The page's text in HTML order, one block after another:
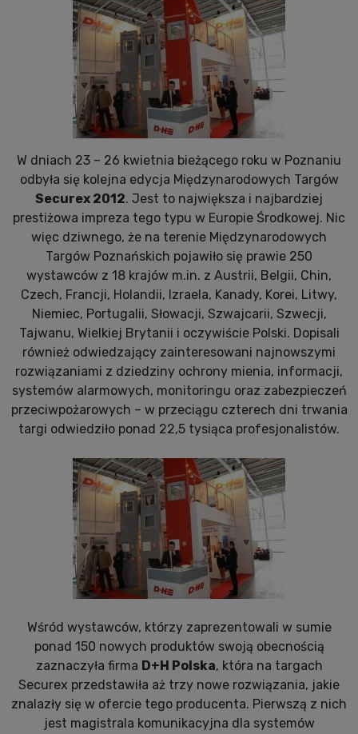
W dniach 23 – 26 kwietnia bieżącego roku w Poznaniu
odbyła się kolejna edycja Międzynarodowych Targów
Securex 2012. Jest to największa i najbardziej
prestiżowa impreza tego typu w Europie Środkowej. Nic
więc dziwnego, że na terenie Międzynarodowych
Targów Poznańskich pojawiło się prawie 250
wystawców z 18 krajów m.in. z Austrii, Belgii, Chin,
Czech, Francji, Holandii, Izraela, Kanady, Korei, Litwy,
Niemiec, Portugalii, Słowacji, Szwajcarii, Szwecji,
Tajwanu, Wielkiej Brytanii i oczywiście Polski. Dopisali
również odwiedzający zainteresowani najnowszymi
rozwiązaniami z dziedziny ochrony mienia, informacji,
systemów alarmowych, monitoringu oraz zabezpieczeń
przeciwpożarowych – w przeciągu czterech dni trwania
targi odwiedziło ponad 22,5 tysiąca profesjonalistów.
Wśród wystawców, którzy zaprezentowali w sumie
ponad 150 nowych produktów swoją obecnością
zaznaczyła firma D+H Polska, która na targach
Securex przedstawiła aż trzy nowe rozwiązania, jakie
znalazły się w ofercie tego producenta. Pierwszą z nich
jest magistrala komunikacyjna dla systemów